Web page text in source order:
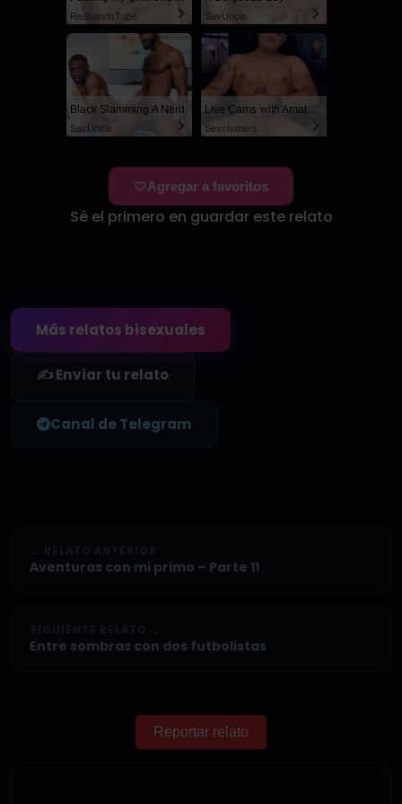
RedhandsTube SayUncle
Black Slamming A Nerd
SayUncle
Live Cams with Amateur Men
Sexchatters
Agregar a favoritos
Sé el primero en guardar este relato
Más relatos bisexuales
✍️ Enviar tu relato
Canal de Telegram
Aventuras con mi primo – Parte 11
Entre sombras con dos futbolistas
Reportar relato